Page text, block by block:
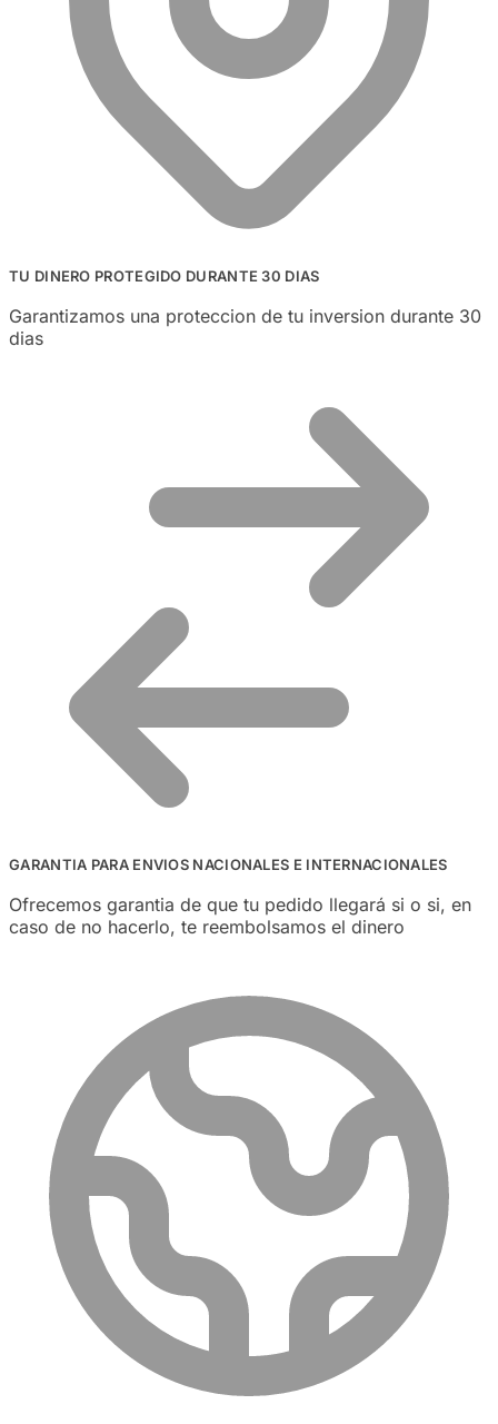
TU DINERO PROTEGIDO DURANTE 30 DIAS
Garantizamos una proteccion de tu inversion durante 30
dias
GARANTIA PARA ENVIOS NACIONALES E INTERNACIONALES
Ofrecemos garantia de que tu pedido llegará si o si, en
caso de no hacerlo, te reembolsamos el dinero